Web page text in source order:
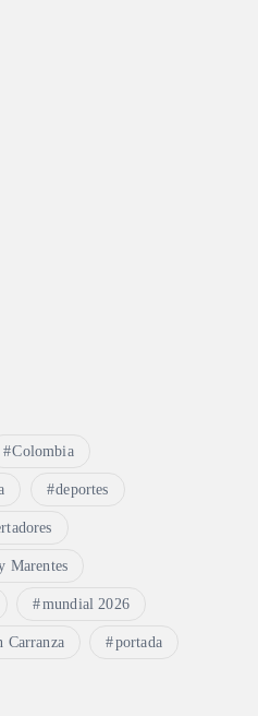
Colombia
deportes
Marentes
mundial 2026
Carranza portada